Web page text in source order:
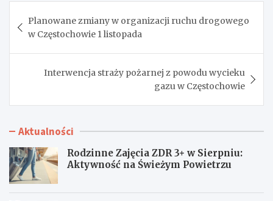
wpisu
Planowane zmiany w organizacji ruchu drogowego
w Częstochowie 1 listopada
Interwencja straży pożarnej z powodu wycieku
gazu w Częstochowie
Aktualności
Rodzinne Zajęcia ZDR 3+ w Sierpniu:
Aktywność na Świeżym Powietrzu